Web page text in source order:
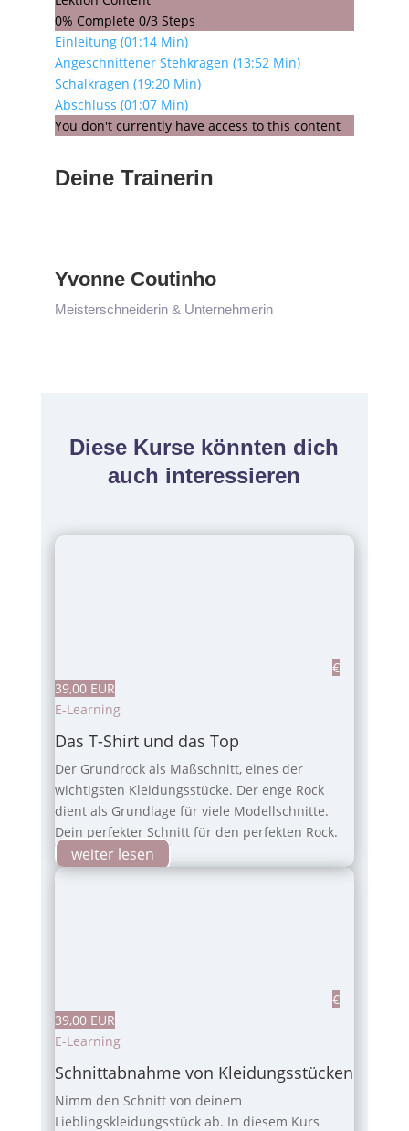
7
(34:26
Min)
0% Complete 0/3 Steps
Einleitung (01:14 Min)
Angeschnittener Stehkragen (13:52 Min)
Schalkragen (19:20 Min)
Abschluss (01:07 Min)
You don't currently have access to this content
Deine Trainerin
Yvonne Coutinho
Meisterschneiderin & Unternehmerin
Diese Kurse könnten dich
auch interessieren
€
39,00 EUR
E-Learning
Das T-Shirt und das Top
Der Grundrock als Maßschnitt, eines der
wichtigsten Kleidungsstücke. Der enge Rock
dient als Grundlage für viele Modellschnitte.
Dein perfekter Schnitt für den perfekten Rock.
weiter lesen
€
39,00 EUR
E-Learning
Schnittabnahme von Kleidungsstücken
Nimm den Schnitt von deinem
Lieblingskleidungsstück ab. In diesem Kurs